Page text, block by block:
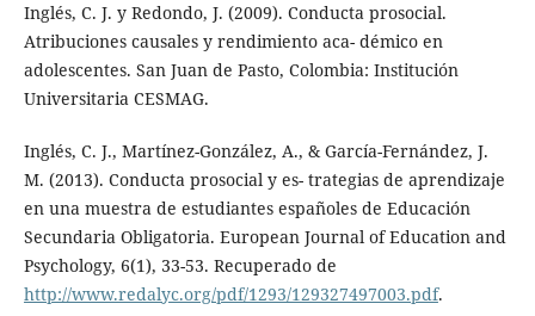
Inglés, C. J. y Redondo, J. (2009). Conducta prosocial.
Atribuciones causales y rendimiento aca- démico en
adolescentes. San Juan de Pasto, Colombia: Institución
Universitaria CESMAG.
Inglés, C. J., Martínez-González, A., & García-Fernández, J.
M. (2013). Conducta prosocial y es- trategias de aprendizaje
en una muestra de estudiantes españoles de Educación
Secundaria Obligatoria. European Journal of Education and
Psychology, 6(1), 33-53. Recuperado de
http://www.redalyc.org/pdf/1293/129327497003.pdf.